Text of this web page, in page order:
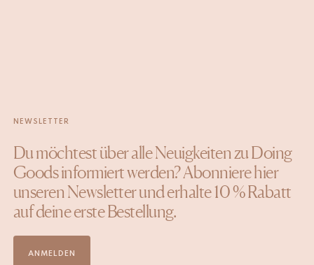
NEWSLETTER
Du möchtest über alle Neuigkeiten zu Doing
Goods informiert werden? Abonniere hier
unseren Newsletter und erhalte 10 % Rabatt
auf deine erste Bestellung.
ANMELDEN